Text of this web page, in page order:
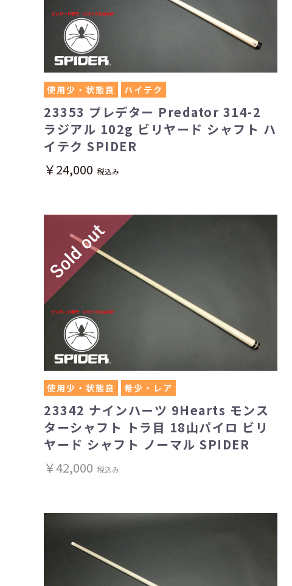
使用少・状態良 ハイテク
23353 プレデター Predator 314-2
ラジアル 102g ビリヤード シャフト ハ
イテク SPIDER
￥24,000 税込み
使用少・状態良 希少・レア
23342 ナインハーツ 9Hearts モンス
ターシャフト トラ目 18山パイロ ビリ
ヤード シャフト ノーマル SPIDER
￥42,000 税込み